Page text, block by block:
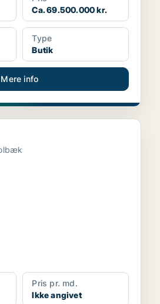
Ca. 69.500.000 kr.
Type
Butik
Mere info
Pris pr. md.
Ikke angivet